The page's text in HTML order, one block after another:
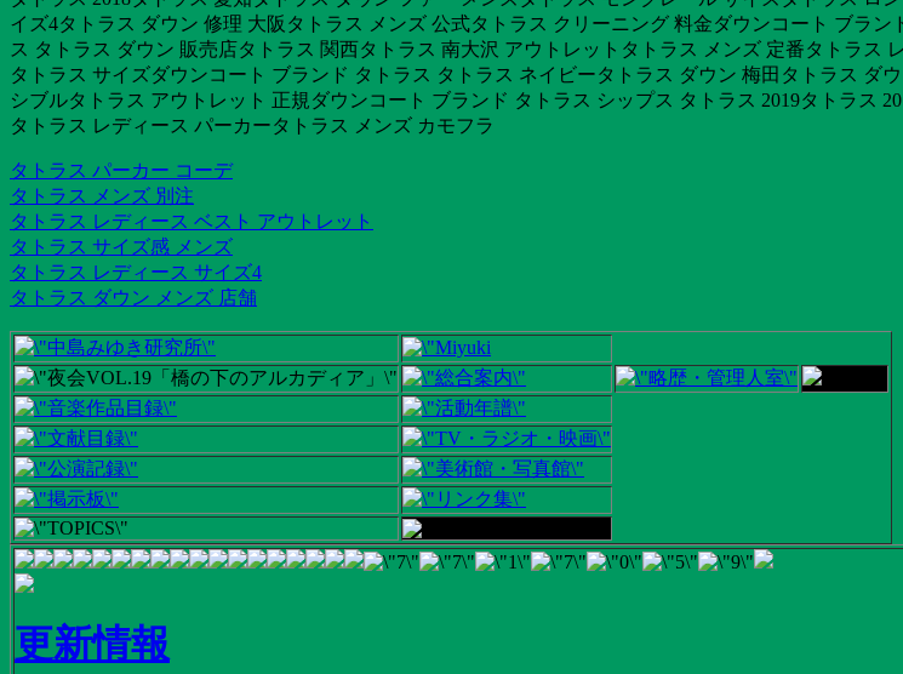
イズ4タトラス ダウン 修理 大阪タトラス メンズ 公式タトラス クリーニング 料金ダウンコート ブラ
ス タトラス ダウン 販売店タトラス 関西タトラス 南大沢 アウトレットタトラス メンズ 定番タトラス
タトラス サイズダウンコート ブランド タトラス タトラス ネイビータトラス ダウン 梅田タトラス
シブルタトラス アウトレット 正規ダウンコート ブランド タトラス シップス タトラス 2019タトラス
タトラス レディース パーカータトラス メンズ カモフラ
タトラス パーカー コーデ
タトラス メンズ 別注
タトラス レディース ベスト アウトレット
タトラス サイズ感 メンズ
タトラス レディース サイズ4
タトラス ダウン メンズ 店舗
更新情報